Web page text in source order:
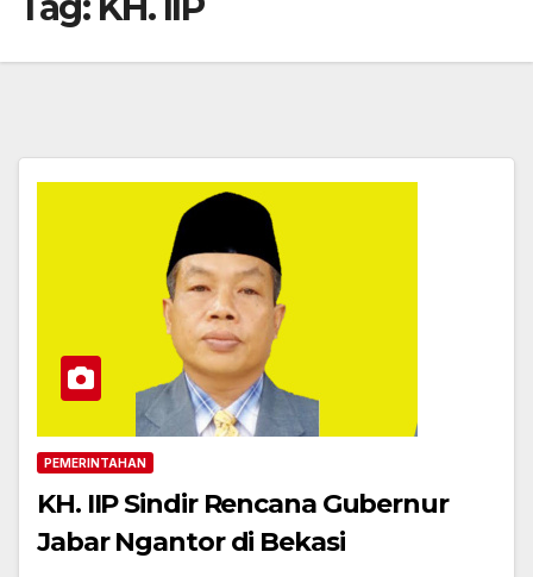
PEMERINTAHAN
KH. IIP Sindir Rencana Gubernur
Jabar Ngantor di Bekasi